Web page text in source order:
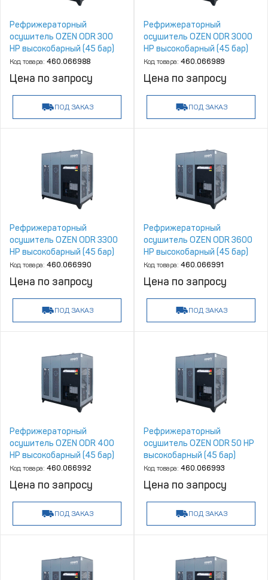
Рефрижераторный
осушитель OZEN ODR 300
HP высокобарный (45 бар)
Код товара: 460.066988
Цена по запросу
ПОД ЗАКАЗ
Рефрижераторный
осушитель OZEN ODR 3000
HP высокобарный (45 бар)
Код товара: 460.066989
Цена по запросу
ПОД ЗАКАЗ
Рефрижераторный
осушитель OZEN ODR 3300
HP высокобарный (45 бар)
Код товара: 460.066990
Цена по запросу
ПОД ЗАКАЗ
Рефрижераторный
осушитель OZEN ODR 3600
HP высокобарный (45 бар)
Код товара: 460.066991
Цена по запросу
ПОД ЗАКАЗ
Рефрижераторный
осушитель OZEN ODR 400
HP высокобарный (45 бар)
Код товара: 460.066992
Цена по запросу
ПОД ЗАКАЗ
Рефрижераторный
осушитель OZEN ODR 50 HP
высокобарный (45 бар)
Код товара: 460.066993
Цена по запросу
ПОД ЗАКАЗ